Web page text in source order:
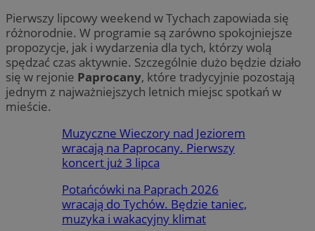
Pierwszy lipcowy weekend w Tychach zapowiada się
różnorodnie. W programie są zarówno spokojniejsze
propozycje, jak i wydarzenia dla tych, którzy wolą
spędzać czas aktywnie. Szczególnie dużo będzie działo
się w rejonie Paprocany, które tradycyjnie pozostają
jednym z najważniejszych letnich miejsc spotkań w
mieście.
Muzyczne Wieczory nad Jeziorem
wracają na Paprocany. Pierwszy
koncert już 3 lipca
Potańcówki na Paprach 2026
wracają do Tychów. Będzie taniec,
muzyka i wakacyjny klimat